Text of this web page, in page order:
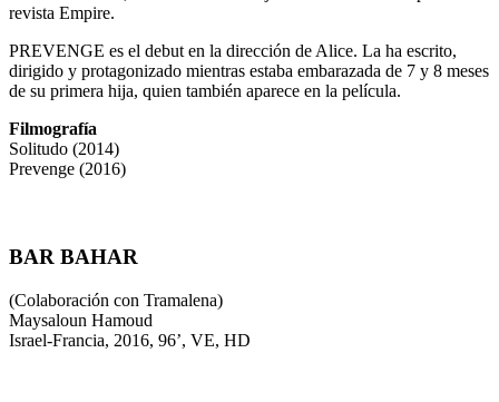
revista Empire.
PREVENGE es el debut en la dirección de Alice. La ha escrito,
dirigido y protagonizado mientras estaba embarazada de 7 y 8 meses
de su primera hija, quien también aparece en la película.
Filmografía
Solitudo (2014)
Prevenge (2016)
BAR BAHAR
(Colaboración con Tramalena)
Maysaloun Hamoud
Israel-Francia, 2016, 96’, VE, HD